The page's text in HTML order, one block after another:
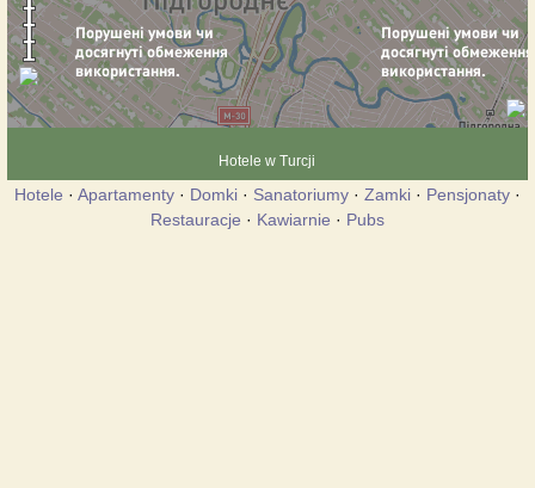
Hotele w Turcji
Hotele · Apartamenty · Domki · Sanatoriumy · Zamki · Pensjonaty ·
Restauracje · Kawiarnie · Pubs